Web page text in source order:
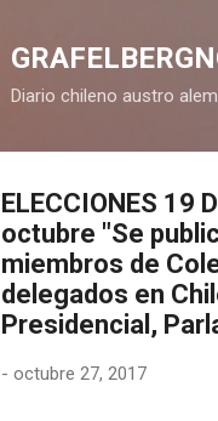
Diario chileno austro
ELECCIONES 19
octubre "Se
miembros de
delegados en
Presidencial,
- octubre 27, 2017